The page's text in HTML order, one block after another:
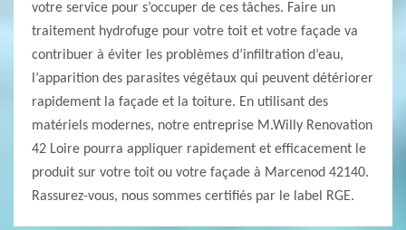
votre service pour s’occuper de ces tâches. Faire un
traitement hydrofuge pour votre toit et votre façade va
contribuer à éviter les problèmes d’infiltration d’eau,
l’apparition des parasites végétaux qui peuvent détériorer
rapidement la façade et la toiture. En utilisant des
matériels modernes, notre entreprise M.Willy Renovation
42 Loire pourra appliquer rapidement et efficacement le
produit sur votre toit ou votre façade à Marcenod 42140.
Rassurez-vous, nous sommes certifiés par le label RGE.